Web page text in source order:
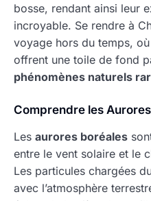
bosse, rendant ainsi leur
incroyable. Se rendre à
voyage hors du temps,
offrent une toile de fond
phénomènes naturels
Comprendre les
Les aurores boréales
entre le vent solaire et le
Les particules chargées
avec l’atmosphère